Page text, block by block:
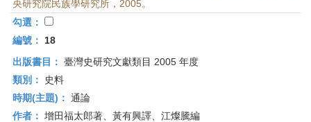
央研究院民族學研究所，2005。
勾選：
編號：
18
出版書目： 臺灣史研究文獻類目 2005 年度
類別：
史料
時期(主題)： 通論
作者： 增田福太郎著、黃有興譯、江燦騰編